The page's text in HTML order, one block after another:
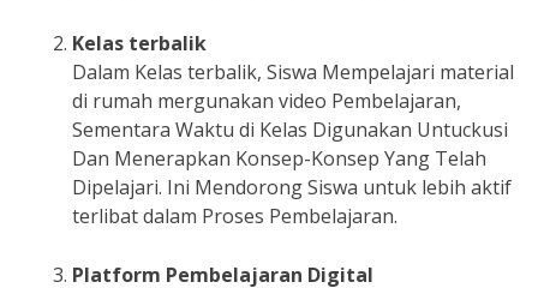
Kelas terbalik
Dalam Kelas terbalik, Siswa Mempelajari material
di rumah mergunakan video Pembelajaran,
Sementara Waktu di Kelas Digunakan Untuckusi
Dan Menerapkan Konsep-Konsep Yang Telah
Dipelajari. Ini Mendorong Siswa untuk lebih aktif
terlibat dalam Proses Pembelajaran.
Platform Pembelajaran Digital